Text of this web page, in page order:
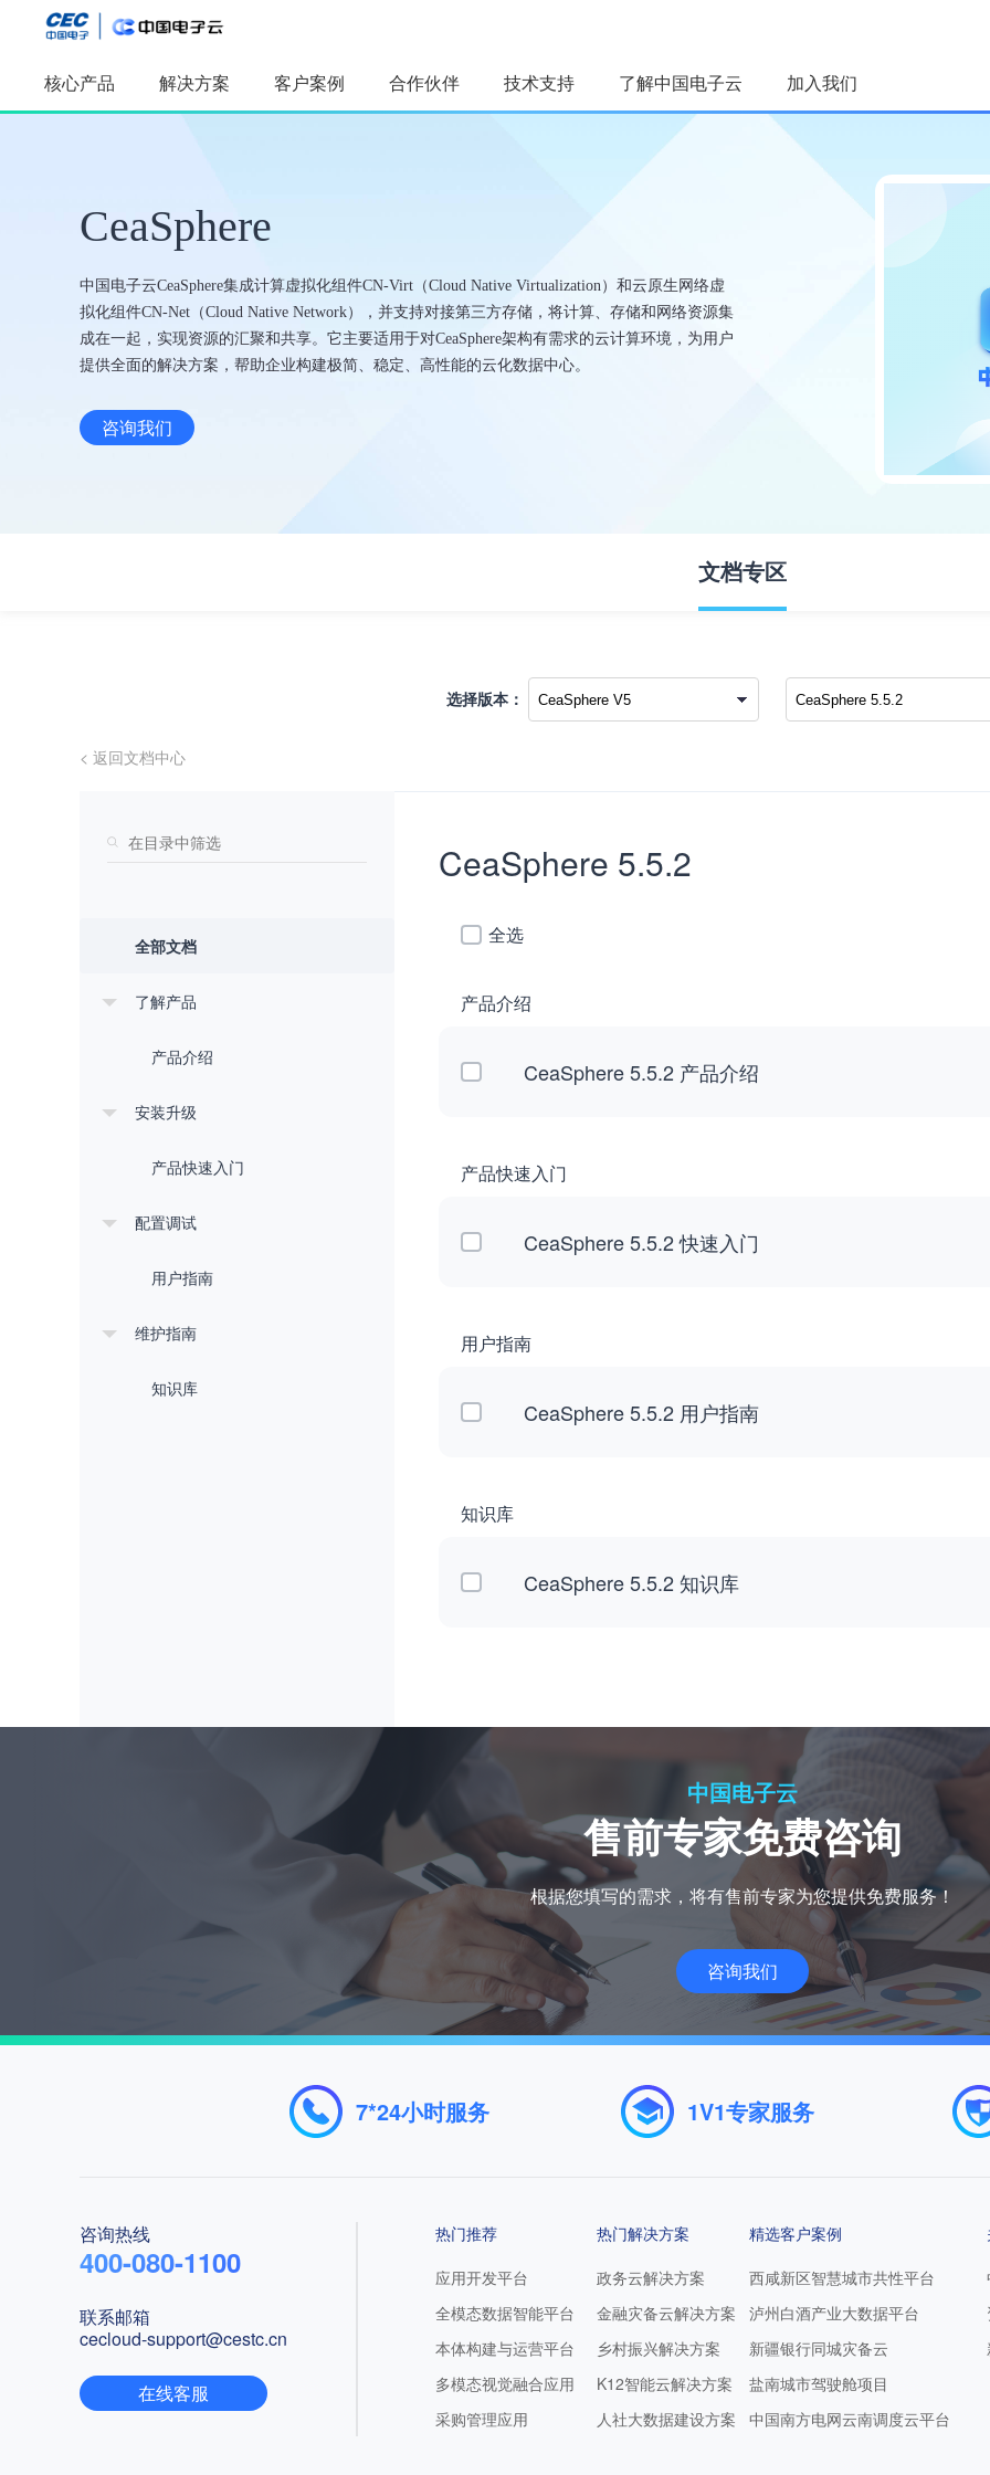
核心产品 解决方案 客户案例 合作伙伴 技术支持 了解中国电子云 加入我们
人工智能
AI算力产品
及服务
全模态数据智能平台
本体构建与运营平台
政务云
政务云解决方案
城市治理解决方案
安全治理解决方案
政务数据治理和智能分析解决方案
智慧网点解决方案
乡村振兴解决方案
智慧水利解决方案
智慧高速解决方案
支撑上云前、中、后全流
适配认证
配置查询
为国家重大工程及关键行
业打造数据时代高安全数
了解中国电子云
资质荣誉
新闻中心
CEC集团新闻
CeaSphere
中国电子云CeaSphere集成计算虚拟化组件CN-Virt（Cloud Native Virtualization）和云原生网络虚
拟化组件CN-Net（Cloud Native Network），并支持对接第三方存储，将计算、存储和网络资源集
成在一起，实现资源的汇聚和共享。它主要适用于对CeaSphere架构有需求的云计算环境，为用户
提供全面的解决方案，帮助企业构建极简、稳定、高性能的云化数据中心。
咨询我们
文档专区
选择版本：
< 返回文档中心
全部文档
了解产品
产品介绍
安装升级
产品快速入门
配置调试
用户指南
维护指南
知识库
CeaSphere 5.5.2
全选
产品介绍
CeaSphere 5.5.2 产品介绍
产品快速入门
CeaSphere 5.5.2 快速入门
用户指南
CeaSphere 5.5.2 用户指南
知识库
CeaSphere 5.5.2 知识库
中国电子云
售前专家免费咨询
根据您填写的需求，将有售前专家为您提供免费服务！
咨询我们
7*24小时服务 1V1专家服务
咨询热线
400-080-1100
联系邮箱
cecloud-support@cestc.cn
在线客服
热门推荐
应用开发平台
全模态数据智能平台
本体构建与运营平台
多模态视觉融合应用
采购管理应⽤
热门解决方案
政务云解决方案
金融灾备云解决方案
乡村振兴解决方案
K12智能云解决方案
人社大数据建设方案
精选客户案例
西咸新区智慧城市共性平台
泸州白酒产业大数据平台
新疆银行同城灾备云
盐南城市驾驶舱项目
中国南方电网云南调度云平台